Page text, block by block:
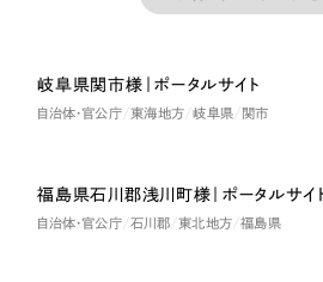
岐阜県関市様｜ポータルサイト
自治体・官公庁 東海地方 岐阜県 関市
福島県石川郡浅川町様｜ポータルサイ
自治体・官公庁 石川郡 東北地方 福島県